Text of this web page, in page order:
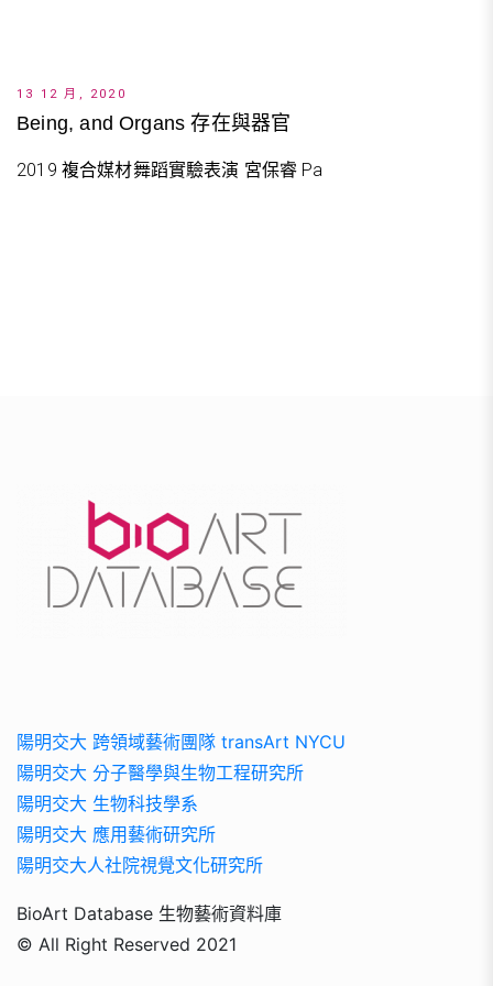
13 12 月, 2020
Being, and Organs 存在與器官
2019 複合媒材舞蹈實驗表演 宮保睿 Pa
陽明交大 跨領域藝術團隊 transArt NYCU
陽明交大 分子醫學與生物工程研究所
陽明交大 生物科技學系
陽明交大 應用藝術研究所
陽明交大人社院視覺文化研究所
BioArt Database 生物藝術資料庫
© All Right Reserved 2021